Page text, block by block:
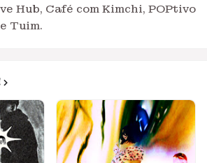
Hub, Café com Kimchi, POPtivo
Tuim.